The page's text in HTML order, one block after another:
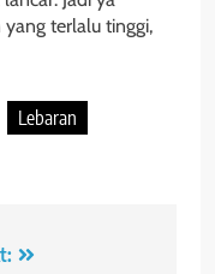
terlalu tinggi,
Lebaran